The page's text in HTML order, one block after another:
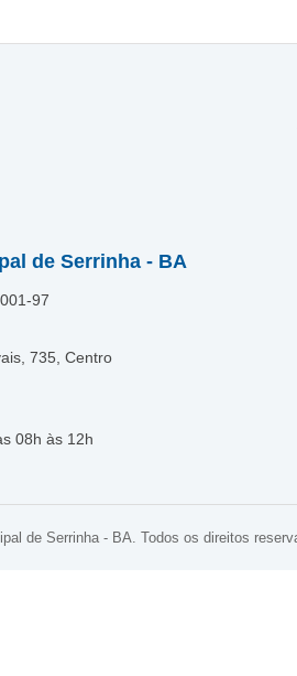
de Serrinha - BA
97
735, Centro
08h às 12h
de Serrinha - BA. Todos os direitos